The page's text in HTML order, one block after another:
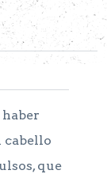
haber
cabello
que